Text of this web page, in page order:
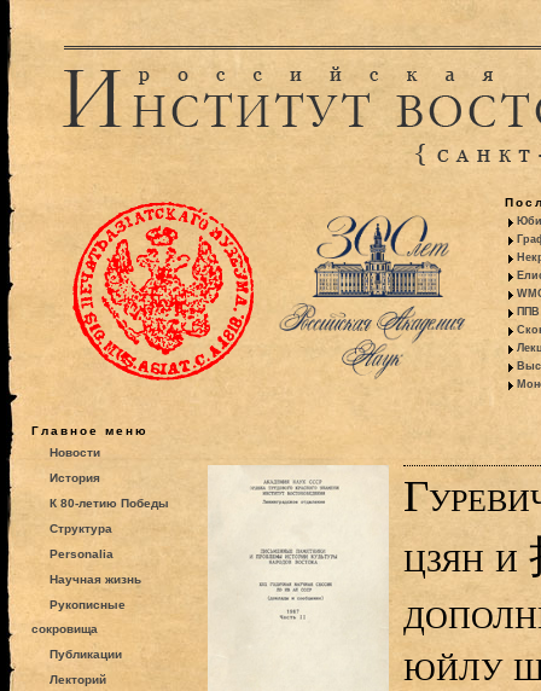
ППВ
Главное меню
Новости
История
К 80-летию Победы
Структура
Personalia
Научная жизнь
Рукописные
сокровища
Публикации
Лекторий
цзян и
юйлу